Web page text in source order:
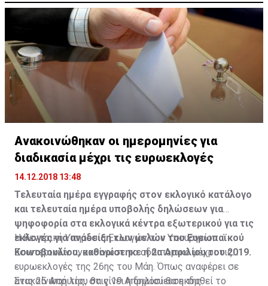
Ανακοινώθηκαν οι ημερομηνίες για
διαδικασία μέχρι τις ευρωεκλογές
14.12.2018 13:48
Τελευταία ημέρα εγγραφής στον εκλογικό κατάλογο
και τελευταία ημέρα υποβολής δηλώσεων για
ψηφοφορία στα εκλογικά κέντρα εξωτερικού για τις
εκλογές για ανάδειξη των μελών του Ευρωπαϊκού
Κοινοβουλίου, καθορίστηκε η 2α Απριλίου του 2019.
Η Κεντρική Υπηρεσία Εκλογών του Υπουργείου
Εσωτερικών ανακοίνωσε το οδοιπορικό μέχρι τις
ευρωεκλογές της 26ης του Μάη. Όπως αναφέρει σε
ανακοίνωσή της, στις 19 Απριλίου θα εκδοθεί το
Στις 25 Απριλίου θα γίνει η δημοσίευση της